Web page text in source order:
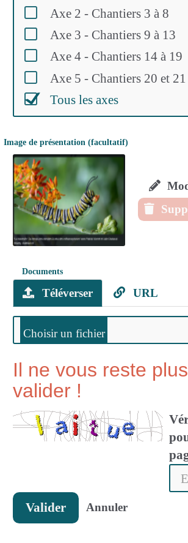
Axe 2 - Chantiers 3 à 8
Axe 3 - Chantiers 9 à 13
Axe 4 - Chantiers 14 à 19
Axe 5 - Chantiers 20 et 21
Tous les axes
Image de présentation (facultatif)
Documents
Téléverser URL
Il ne vous reste
valider !
Valider Annuler